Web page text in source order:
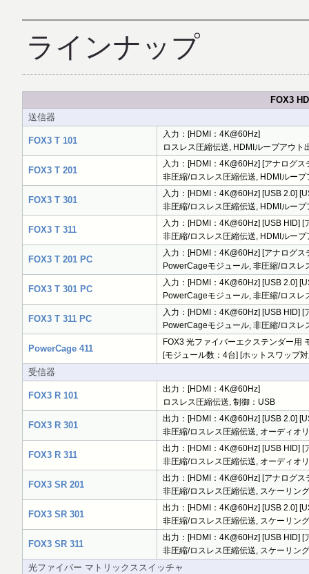
ラインナップ
FOX3
送信器
FOX3 T 101
入力：[HDMI：4K@60Hz]
ロスレス圧縮伝送, HDMIループアウト
FOX3 T 201
入力：[HDMI：4K@60Hz] [アナログ
非圧縮/ロスレス圧縮伝送, HDMIルー
FOX3 T 301
入力：[HDMI：4K@60Hz] [USB 2.0]
非圧縮/ロスレス圧縮伝送, HDMIルー
FOX3 T 311
入力：[HDMI：4K@60Hz] [USB HID]
非圧縮/ロスレス圧縮伝送, HDMIルー
FOX3 T 201 PC
入力：[HDMI：4K@60Hz] [アナログ
PowerCageモジュール, 非圧縮/ロス
FOX3 T 301 PC
入力：[HDMI：4K@60Hz] [USB 2.0]
PowerCageモジュール, 非圧縮/ロス
FOX3 T 311 PC
入力：[HDMI：4K@60Hz] [USB HID]
PowerCageモジュール, 非圧縮/ロス
PowerCage 411
FOX3 光ファイバーエクステンダー用
[モジュール数：4台] [ホットスワップ
受信器
FOX3 R 101
出力：[HDMI：4K@60Hz]
ロスレス圧縮伝送, 制御：USB
FOX3 R 301
出力：[HDMI：4K@60Hz] [USB 2.0]
非圧縮/ロスレス圧縮伝送, オーディオ
FOX3 R 311
出力：[HDMI：4K@60Hz] [USB HID] [
非圧縮/ロスレス圧縮伝送, オーディオ
FOX3 SR 201
出力：[HDMI：4K@60Hz] [アナログ
非圧縮/ロスレス圧縮伝送, スケーリン
FOX3 SR 301
出力：[HDMI：4K@60Hz] [USB 2.0]
非圧縮/ロスレス圧縮伝送, スケーリン
FOX3 SR 311
出力：[HDMI：4K@60Hz] [USB HID] [
非圧縮/ロスレス圧縮伝送, スケーリン
光ファイバー マトリックススイッチャ